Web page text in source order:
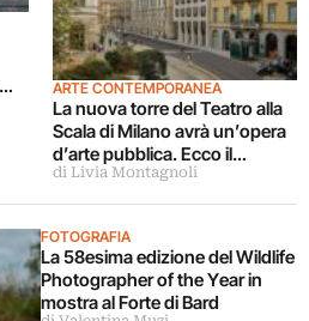
ARTE CONTEMPORANEA
La nuova torre del Teatro alla
Scala di Milano avrà un’opera
d’arte pubblica. Ecco il
concorso
di Livia Montagnoli
FOTOGRAFIA
La 58esima edizione del Wildlife
Photographer of the Year in
mostra al Forte di Bard